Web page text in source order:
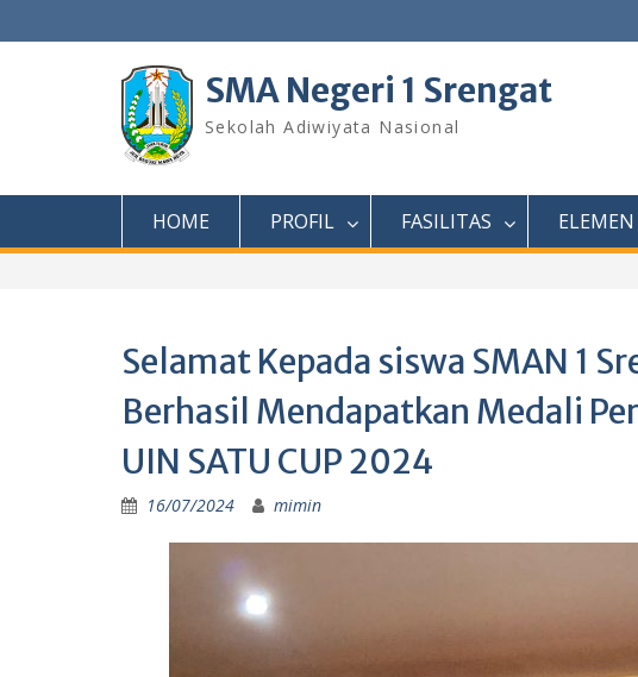
to
SMA Negeri 1 Srengat
Sekolah Adiwiyata Nasional
HOME PROFIL FASILITAS ELEMEN
Selamat Kepada siswa SMAN 1
Berhasil Mendapatkan Medali
UIN SATU CUP 2024
16/07/2024 mimin